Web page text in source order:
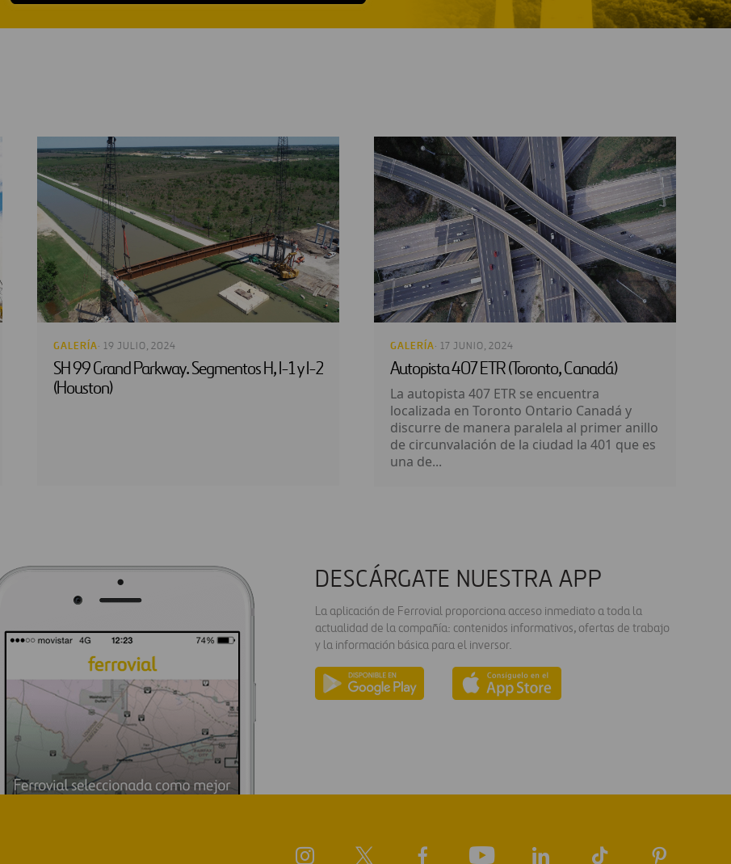
GALERÍA· 19 JULIO, 2024
SH 99 Grand Parkway. Segmentos H, I-1 y I-2
(Houston)
GALERÍA· 17 JUNIO, 2024
Autopista 407 ETR (Toronto, Canadá)
La autopista 407 ETR se encuentra
localizada en Toronto Ontario Canadá y
discurre de manera paralela al primer anillo
de circunvalación de la ciudad la 401 que es
una de...
DESCÁRGATE NUESTRA APP
La aplicación de Ferrovial proporciona acceso inmediato a toda la
actualidad de la compañía: contenidos informativos, ofertas de trabajo
y la información básica para el inversor.